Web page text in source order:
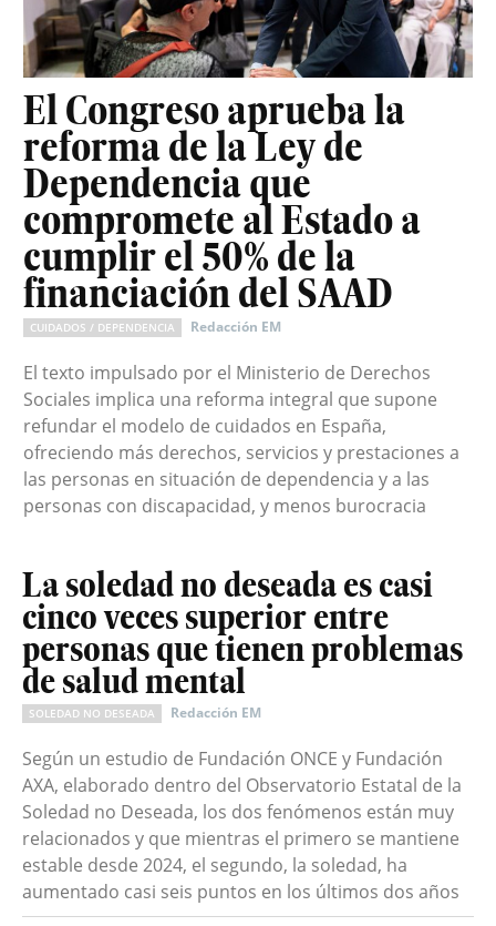
El Congreso aprueba la
reforma de la Ley de
Dependencia que
compromete al Estado a
cumplir el 50% de la
financiación del SAAD
CUIDADOS / DEPENDENCIA Redacción EM
El texto impulsado por el Ministerio de Derechos
Sociales implica una reforma integral que supone
refundar el modelo de cuidados en España,
ofreciendo más derechos, servicios y prestaciones a
las personas en situación de dependencia y a las
personas con discapacidad, y menos burocracia
La soledad no deseada es casi
cinco veces superior entre
personas que tienen problemas
de salud mental
SOLEDAD NO DESEADA Redacción EM
Según un estudio de Fundación ONCE y Fundación
AXA, elaborado dentro del Observatorio Estatal de la
Soledad no Deseada, los dos fenómenos están muy
relacionados y que mientras el primero se mantiene
estable desde 2024, el segundo, la soledad, ha
aumentado casi seis puntos en los últimos dos años